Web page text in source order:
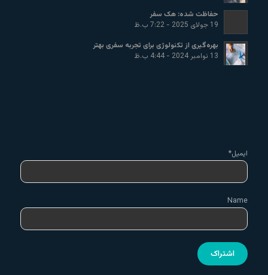
حفاظت شده: هک سفر
19 جولای 2025 - 7:22 ب.ظ
بهره‌گیری از تکنولوژی برای تجربه سفری بهتر
13 نوامبر 2024 - 4:44 ب.ظ
ایمیل*
Name